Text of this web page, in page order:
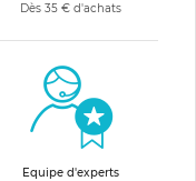
Dès 35 € d'achats
Equipe d'experts